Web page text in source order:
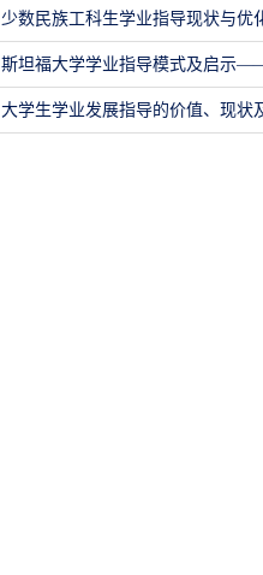
少数民族工科生学业指导现状与
斯坦福大学学业指导模式及启示
大学生学业发展指导的价值、现状